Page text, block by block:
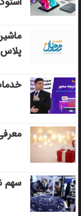
پلاس
سهم